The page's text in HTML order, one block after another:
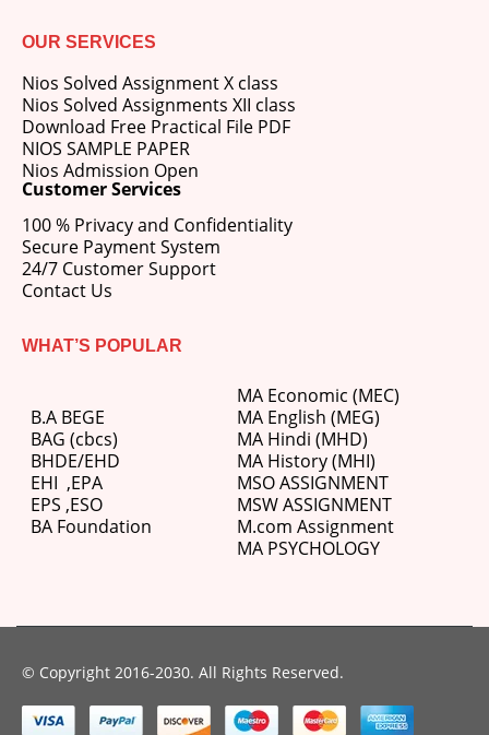
OUR SERVICES
Nios Solved Assignment X class
Nios Solved Assignments XII class
Download Free Practical File PDF
NIOS SAMPLE PAPER
Nios Admission Open
Customer Services
100 % Privacy and Confidentiality
Secure Payment System
24/7 Customer Support
Contact Us
WHAT’S POPULAR
B.A BEGE
BAG (cbcs)
BHDE/EHD
EHI ,EPA
EPS ,ESO
BA Foundation
MA Economic (MEC)
MA English (MEG)
MA Hindi (MHD)
MA History (MHI)
MSO ASSIGNMENT
MSW ASSIGNMENT
M.com Assignment
MA PSYCHOLOGY
© Copyright 2016-2030. All Rights Reserved.